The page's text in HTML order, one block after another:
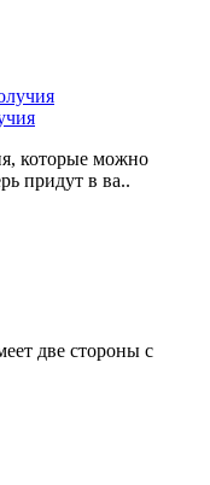
которые можно
придут в ва..
две стороны с